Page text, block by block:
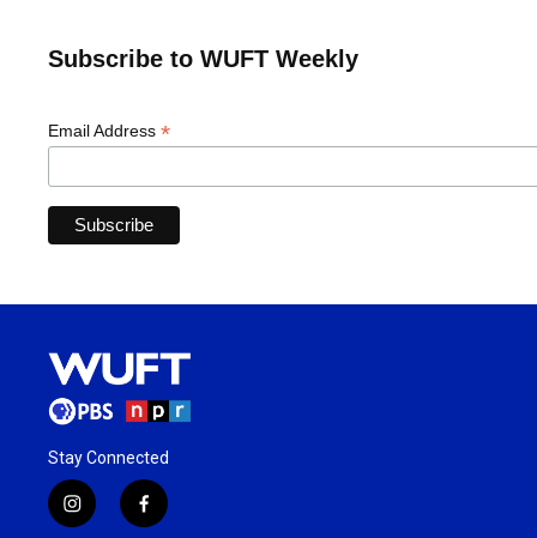
Subscribe to WUFT Weekly
Email Address *
Stay Connected
i
f